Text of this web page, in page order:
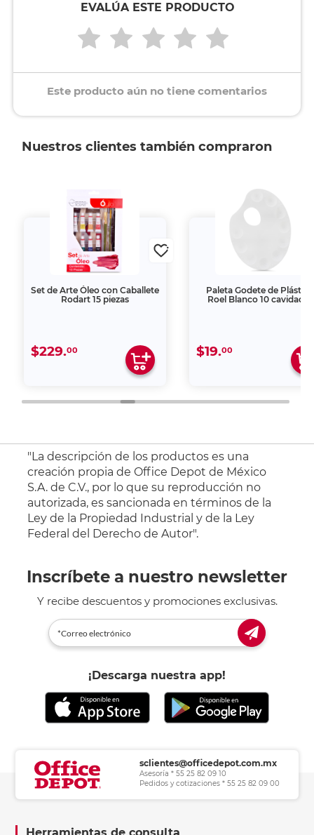
EVALÚA ESTE PRODUCTO
Este producto aún no tiene comentarios
Nuestros clientes también compraron
Set de Arte Óleo con Caballete
Rodart 15 piezas
$229.00
Paleta Godete de Plástico
Roel Blanco 10 cavidades
$19.00
"La descripción de los productos es una
creación propia de Office Depot de México
S.A. de C.V., por lo que su reproducción no
autorizada, es sancionada en términos de la
Ley de la Propiedad Industrial y de la Ley
Federal del Derecho de Autor".
Inscríbete a nuestro newsletter
Y recibe descuentos y promociones exclusivas.
¡Descarga nuestra app!
sclientes@officedepot.com.mx
Asesoría * 55 25 82 09 10
Pedidos y cotizaciones * 55 25 82 09 00
Herramientas de consulta